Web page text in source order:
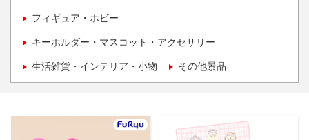
フィギュア・ホビー
キーホルダー・マスコット・アクセサリー
生活雑貨・インテリア・小物 その他景品